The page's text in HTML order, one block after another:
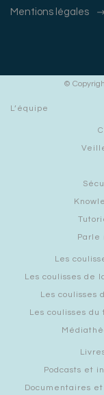
Mentions légales
©
L’équipe
Parle
Les
Les coulisses de
Les coulisses
Les coulisses
Podcasts et
Documentaires